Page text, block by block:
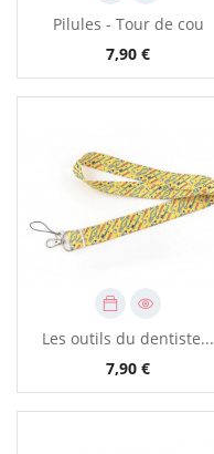
Pilules - Tour de cou
7,90 €
Les outils du dentiste...
7,90 €